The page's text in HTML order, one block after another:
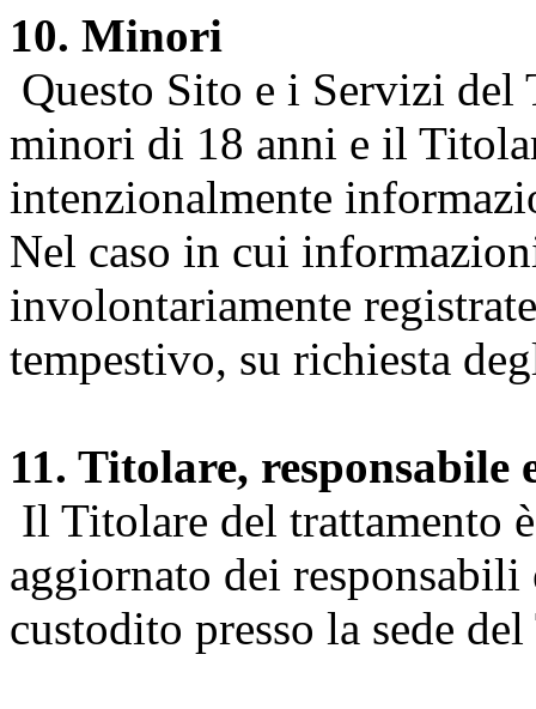
10. Minori
Questo Sito e i Servizi del
minori di 18 anni e il
intenzionalmente
Nel caso in cui
involontariamente
tempestivo, su richiesta
11. Titolare, responsabile
Il Titolare del trattamento
aggiornato dei
custodito presso la sede